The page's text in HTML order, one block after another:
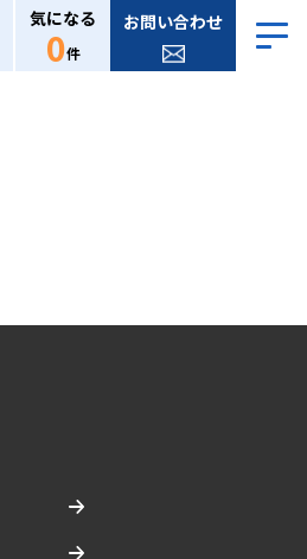
気になる
0件
お問い合わせ